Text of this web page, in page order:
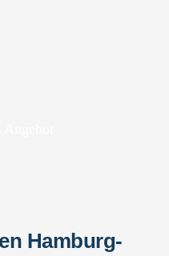
Hamburg-